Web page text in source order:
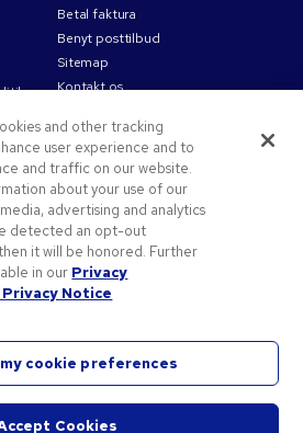
Betal faktura
Benyt posttilbud
Sitemap
Kontakt os
rettigheder forbeholdes. Pens.com og dets logo er
Pen Company. Alle andre varemærker tilhører deres
and other tracking
user experience and to
and traffic on our website.
about your use of our
advertising and analytics
detected an opt-out
it will be honored. Further
in our Privacy
Notice
cookie preferences
Cookies